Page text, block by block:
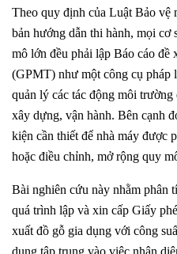
Theo quy định của Luật Bảo vệ
bản hướng dẫn thi hành, mọi cơ
mô lớn đều phải lập Báo cáo
(GPMT) như một công cụ pháp
quản lý các tác động môi
xây dựng, vận hành. Bên cạnh
kiện cần thiết để nhà máy được
hoặc điều chỉnh, mở rộng quy
Bài nghiên cứu này nhằm phân
quá trình lập và xin cấp Giấy
xuất đồ gỗ gia dụng với công
dung tập trung vào việc nhận